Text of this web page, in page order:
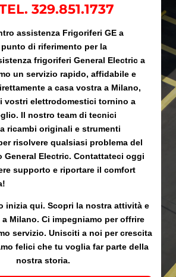
329.851.1737
assistenza Frigoriferi GE a
di riferimento per la
frigoriferi General Electric a
un servizio rapido, affidabile e
a casa vostra a Milano,
vostri elettrodomestici tornino a
Il nostro team di tecnici
ricambi originali e strumenti
risolvere qualsiasi problema del
Electric. Contattateci oggi
supporto e riportare il comfort
inizia qui. Scopri la nostra attività e
Milano. Ci impegniamo per offrire
servizio. Unisciti a noi per crescita
felici che tu voglia far parte della
nostra storia.